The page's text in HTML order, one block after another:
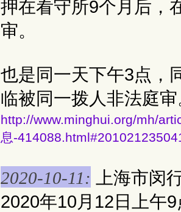
押在看守所9个月后，
审。
也是同一天下午3点，
临被同一拨人非法庭
http://www.minghui.org/mh/
息-
2020-10-11: 上海市闵
2020年10月12日上午